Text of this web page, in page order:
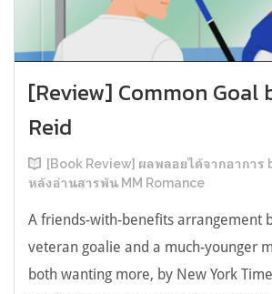
[Review] Common Goal
Reid
[Book Review] ผลพลอยได้จากอาการ
หลังอ่านสารพัน MM Romance
A friends-with-benefits arrangement
veteran goalie and a much-younger
both wanting more, by New York